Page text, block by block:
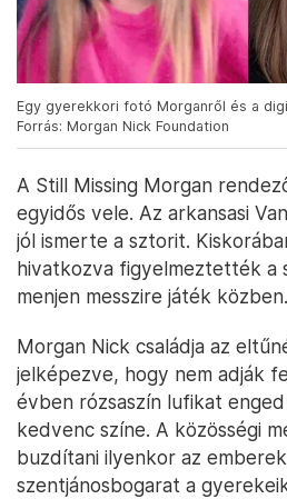
Egy gyerekkori fotó Morganről és a
Forrás: Morgan Nick Foundation
A Still Missing Morgan
egyidős vele. Az arkansasi
jól ismerte a sztorit.
hivatkozva figyelmeztették a
menjen messzire játék közben.
Morgan Nick családja az
jelképezve, hogy nem adják
évben rózsaszín lufikat
kedvenc színe. A közösségi
buzdítani ilyenkor az
szentjánosbogarat a